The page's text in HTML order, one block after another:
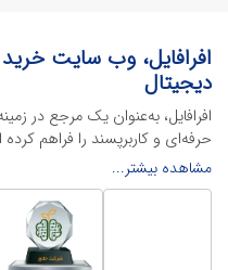
افرافایل، وب سایت
دیجیتال
افرافایل، به‌عنوان یک مرجع در
حرفه‌ای و کاربرپسند را فراهم
طراحان، دانشجویان و فریلنسرها
دیجیتال خود را به فروش رسانده یا
اهدافشان استفاده کنند.
این سایت با ارائه تنوع
مشاهده بیشتر...